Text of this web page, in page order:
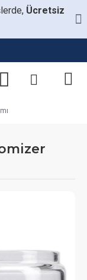
Ücretsiz